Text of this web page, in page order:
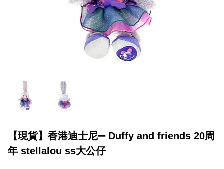
【現貨】香港迪士尼➖ Duffy and friends 20周
年 stellalou ss大公仔